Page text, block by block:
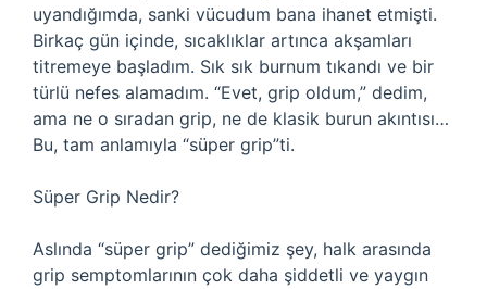
uyandığımda, sanki vücudum bana ihanet etmişti.
Birkaç gün içinde, sıcaklıklar artınca akşamları
titremeye başladım. Sık sık burnum tıkandı ve bir
türlü nefes alamadım. “Evet, grip oldum,” dedim,
ama ne o sıradan grip, ne de klasik burun akıntısı…
Bu, tam anlamıyla “süper grip”ti.
Süper Grip Nedir?
Aslında “süper grip” dediğimiz şey, halk arasında
grip semptomlarının çok daha şiddetli ve yaygın